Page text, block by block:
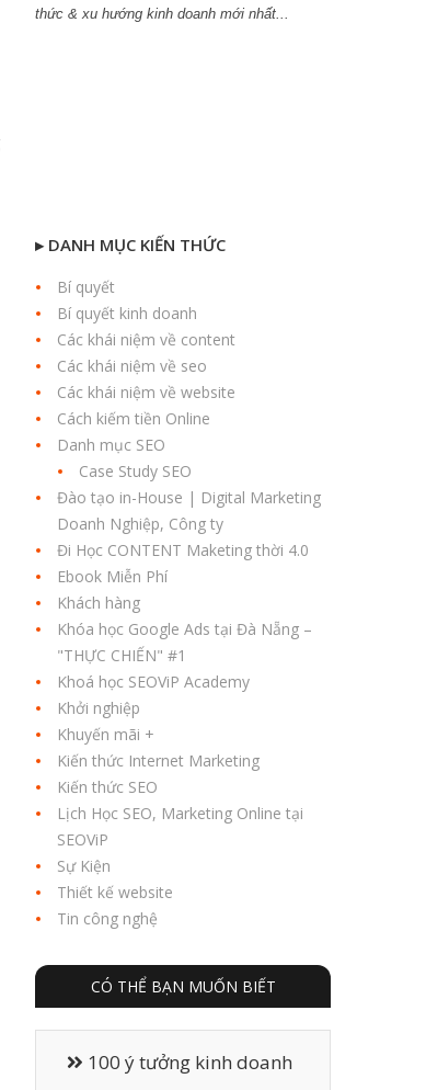
thức & xu hướng kinh doanh mới nhất...
▸ DANH MỤC KIẾN THỨC
Bí quyết
Bí quyết kinh doanh
Các khái niệm về content
Các khái niệm về seo
Các khái niệm về website
Cách kiếm tiền Online
Danh mục SEO
Case Study SEO
Đào tạo in-House | Digital Marketing
Doanh Nghiệp, Công ty
Đi Học CONTENT Maketing thời 4.0
Ebook Miễn Phí
Khách hàng
Khóa học Google Ads tại Đà Nẵng –
"THỰC CHIẾN" #1
Khoá học SEOViP Academy
Khởi nghiệp
Khuyến mãi +
Kiến thức Internet Marketing
Kiến thức SEO
Lịch Học SEO, Marketing Online tại
SEOViP
Sự Kiện
Thiết kế website
Tin công nghệ
CÓ THỂ BẠN MUỐN BIẾT
100 ý tưởng kinh doanh